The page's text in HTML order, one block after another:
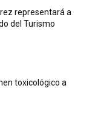
representará a
del Turismo
toxicológico a